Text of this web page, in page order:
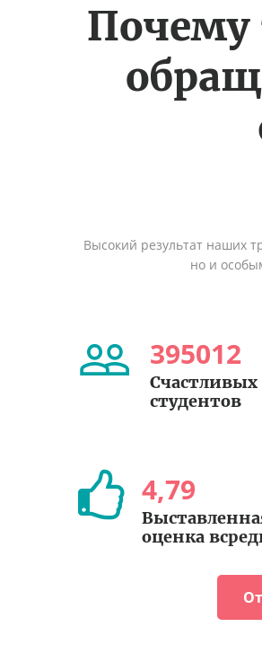
Почему
Высокий результат наших
но и
395012
Счастливых
студентов
4,79
оценка